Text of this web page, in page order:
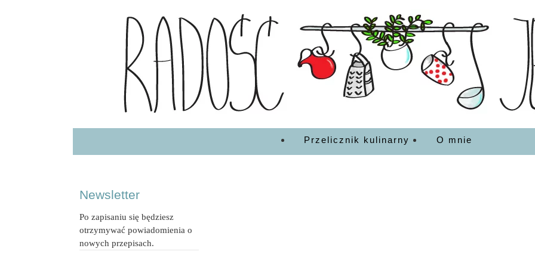
Przelicznik kulinarny O mnie
Newsletter
Po zapisaniu się będziesz
otrzymywać powiadomienia o
nowych przepisach.